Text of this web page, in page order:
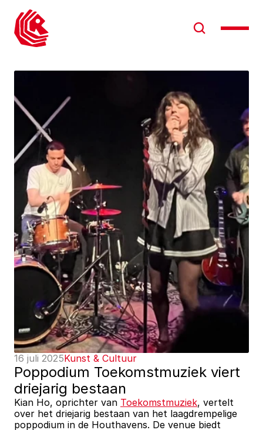
16 juli 2025Kunst & Cultuur
Poppodium Toekomstmuziek viert
driejarig bestaan
Kian Ho, oprichter van Toekomstmuziek, vertelt
over het driejarig bestaan van het laagdrempelige
poppodium in de Houthavens. De venue biedt